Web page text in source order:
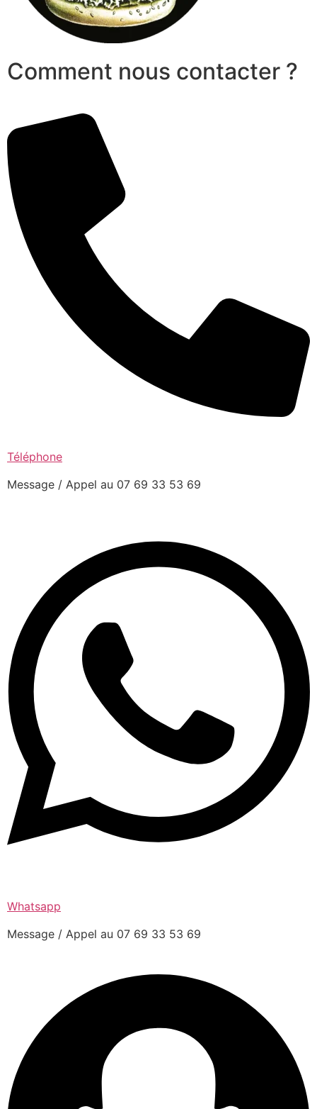
Comment nous contacter ?
Téléphone
Message / Appel au 07 69 33 53 69
Whatsapp
Message / Appel au 07 69 33 53 69